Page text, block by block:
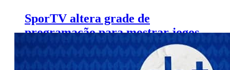
SporTV altera grade de
programação para mostrar jogos
da Eurocopa